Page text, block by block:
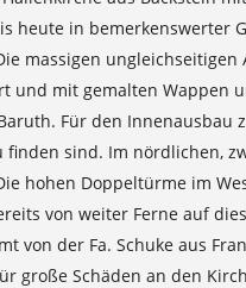
heute in
massigen
und mit gemalten
Für den Innenausbau
sind. Im nördlichen,
hohen Doppeltürme im
von weiter Ferne auf
von der Fa. Schuke aus
große Schäden an den